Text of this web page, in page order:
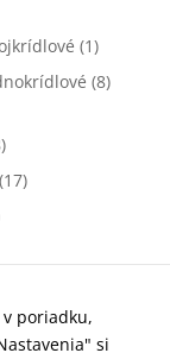
(1)
(8)
(17)
(0)
v poriadku,
si